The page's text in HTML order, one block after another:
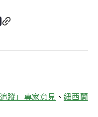
蹤」專家意見 、紐西蘭